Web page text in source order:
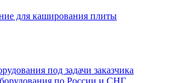
для каширования плиты
под задачи заказчика
по России и СНГ